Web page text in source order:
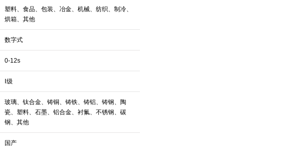
塑料、食品、包装、冶金、机械、纺织、制冷、
烘箱、其他
数字式
0-12s
Ⅰ级
玻璃、钛合金、铸铜、铸铁、铸铝、铸钢、陶
瓷、塑料、石墨、铝合金、衬氟、不锈钢、碳
钢、其他
国产